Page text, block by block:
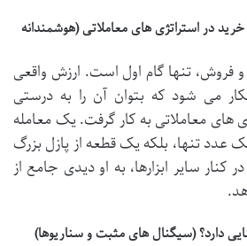
در استراتژی های معاملاتی (هوشمندانه
فروش، تنها گام اول است. ارزش واقعی
می شود که بتوان آن را به درستی
های معاملاتی به کار گرفت. یک معامله
عدد تنها، بلکه یک قطعه از پازل بزرگ
کنار سایر ابزارها، به او دیدی جامع از